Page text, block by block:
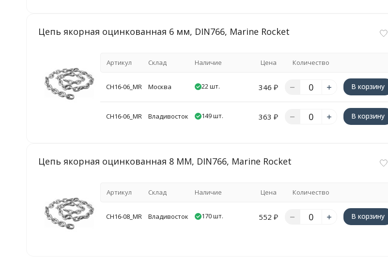
Цепь якорная оцинкованная 6 мм, DIN766, Marine Rocket
Артикул Склад Наличие Цена Количество
CH16-06_MR Москва 22 шт. 346 ₽ В корзину
CH16-06_MR Владивосток 149 шт. 363 ₽ В корзину
Цепь якорная оцинкованная 8 ММ, DIN766, Marine Rocket
Артикул Склад Наличие Цена Количество
CH16-08_MR Владивосток 170 шт. 552 ₽ В корзину